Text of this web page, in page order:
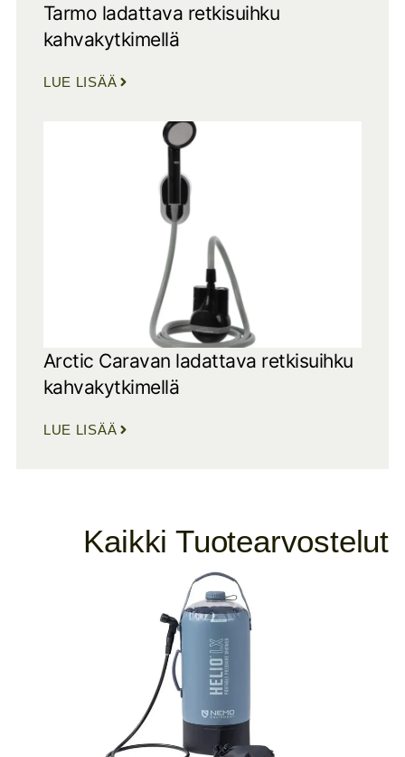
Tarmo ladattava retkisuihku
kahvakytkimellä
LUE LISÄÄ
Arctic Caravan ladattava retkisuihku
kahvakytkimellä
LUE LISÄÄ
Kaikki Tuotearvostelut